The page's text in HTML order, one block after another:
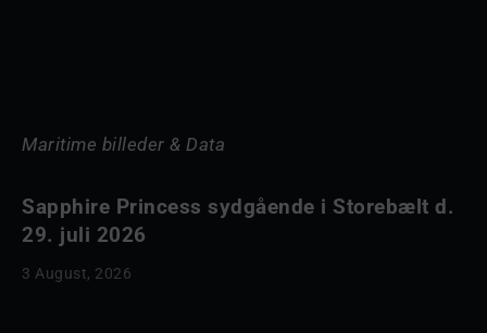
Maritime billeder & Data
Sapphire Princess sydgående i Storebælt d.
29. juli 2026
3 August, 2026